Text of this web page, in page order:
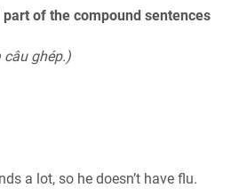
of the compound sentences
câu ghép.)
a lot, so he doesn’t have flu.